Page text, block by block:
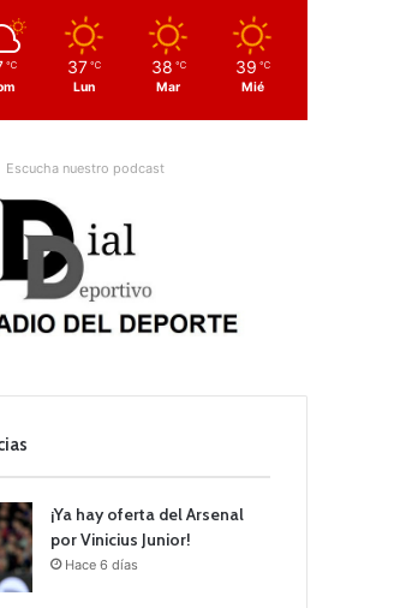
℃ 37 ℃
Lun
38 ℃
Mar
39 ℃
Mié
Escucha nuestro podcast
¡Ya hay oferta del Arsenal
por Vinicius Junior!
Hace 6 días